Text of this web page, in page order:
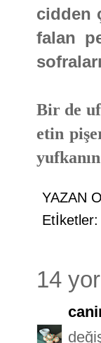
cidden
falan
Bir de
etin
YAZAN
Etİketler:
14